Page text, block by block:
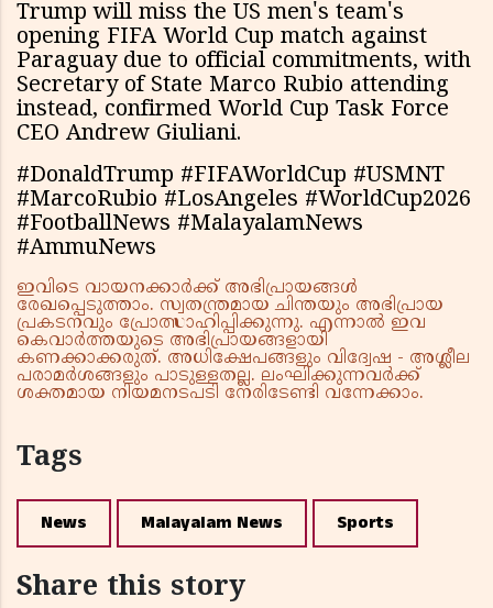
Trump will miss the US men's team's
opening FIFA World Cup match against
Paraguay due to official commitments, with
Secretary of State Marco Rubio attending
instead, confirmed World Cup Task Force
CEO Andrew Giuliani.
#DonaldTrump #FIFAWorldCup #USMNT
#MarcoRubio #LosAngeles #WorldCup2026
#FootballNews #MalayalamNews
#AmmuNews
ഇവിടെ വായനക്കാർക്ക് അഭിപ്രായങ്ങൾ
രേഖപ്പെടുത്താം. സ്വതന്ത്രമായ ചിന്തയും അഭിപ്രായ
പ്രകടനവും പ്രോത്സാഹിപ്പിക്കുന്നു. എന്നാൽ ഇവ
കെവാർത്തയുടെ അഭിപ്രായങ്ങളായി
കണക്കാക്കരുത്. അധിക്ഷേപങ്ങളും വിദ്വേഷ - അശ്ലീല
പരാമർശങ്ങളും പാടുള്ളതല്ല. ലംഘിക്കുന്നവർക്ക്
ശക്തമായ നിയമനടപടി നേരിടേണ്ടി വന്നേക്കാം.
Tags
News Malayalam News Sports
Share this story